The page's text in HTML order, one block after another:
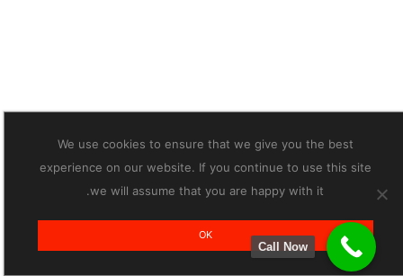
Call Now
We use cookies to ensure that we give you the best
experience on our website. If you continue to use this site
we will assume that you are happy with it.
OK